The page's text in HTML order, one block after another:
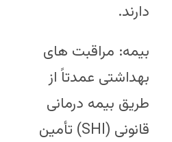
دارند.
بیمه: مراقبت های
بهداشتی عمدتاً از
طریق بیمه درمانی
قانونی (SHI) تأمین